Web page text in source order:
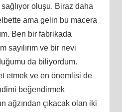
oluşu. Biraz daha
ama gelin bu macera
Ben bir fabrikada
sayılırım ve bir nevi
da biliyordum.
etmek ve en önemlisi de
beğendirmek
ağzından çıkacak olan iki